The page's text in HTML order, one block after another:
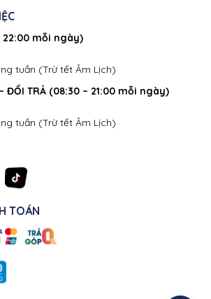
22:00 mỗi ngày)
tuần (Trừ tết Âm Lịch)
– ĐỔI TRẢ (08:30 – 21:00 mỗi ngày)
tuần (Trừ tết Âm Lịch)
TOÁN